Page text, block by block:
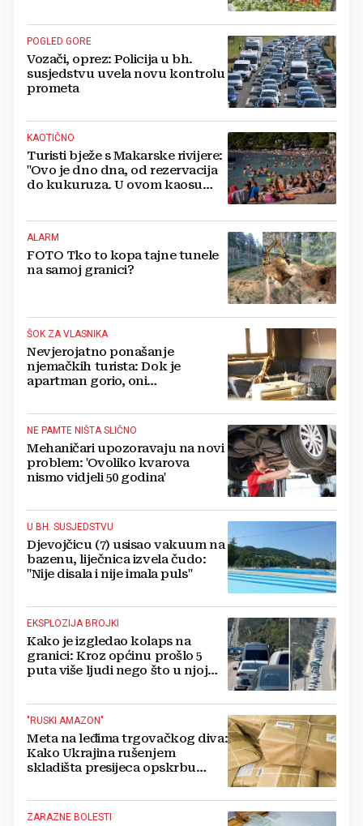
POGLED GORE
Vozači, oprez: Policija u bh.
susjedstvu uvela novu kontrolu
prometa
KAOTIČNO
Turisti bježe s Makarske rivijere:
"Ovo je dno dna, od rezervacija
do kukuruza. U ovom kaosu
ALARM
FOTO Tko to kopa tajne tunele
na samoj granici?
ŠOK ZA VLASNIKA
Nevjerojatno ponašanje
njemačkih turista: Dok je
apartman gorio, oni
NE PAMTE NIŠTA SLIČNO
Mehaničari upozoravaju na novi
problem: 'Ovoliko kvarova
nismo vidjeli 50 godina'
U BH. SUSJEDSTVU
Djevojčicu (7) usisao vakuum na
bazenu, liječnica izvela čudo:
"Nije disala i nije imala puls"
EKSPLOZIJA BROJKI
Kako je izgledao kolaps na
granici: Kroz općinu prošlo 5
puta više ljudi nego što u njoj
"RUSKI AMAZON"
Meta na leđima trgovačkog diva:
Kako Ukrajina rušenjem
skladišta presijeca opskrbu
ZARAZNE BOLESTI